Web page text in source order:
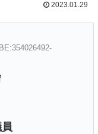
2023.01.29